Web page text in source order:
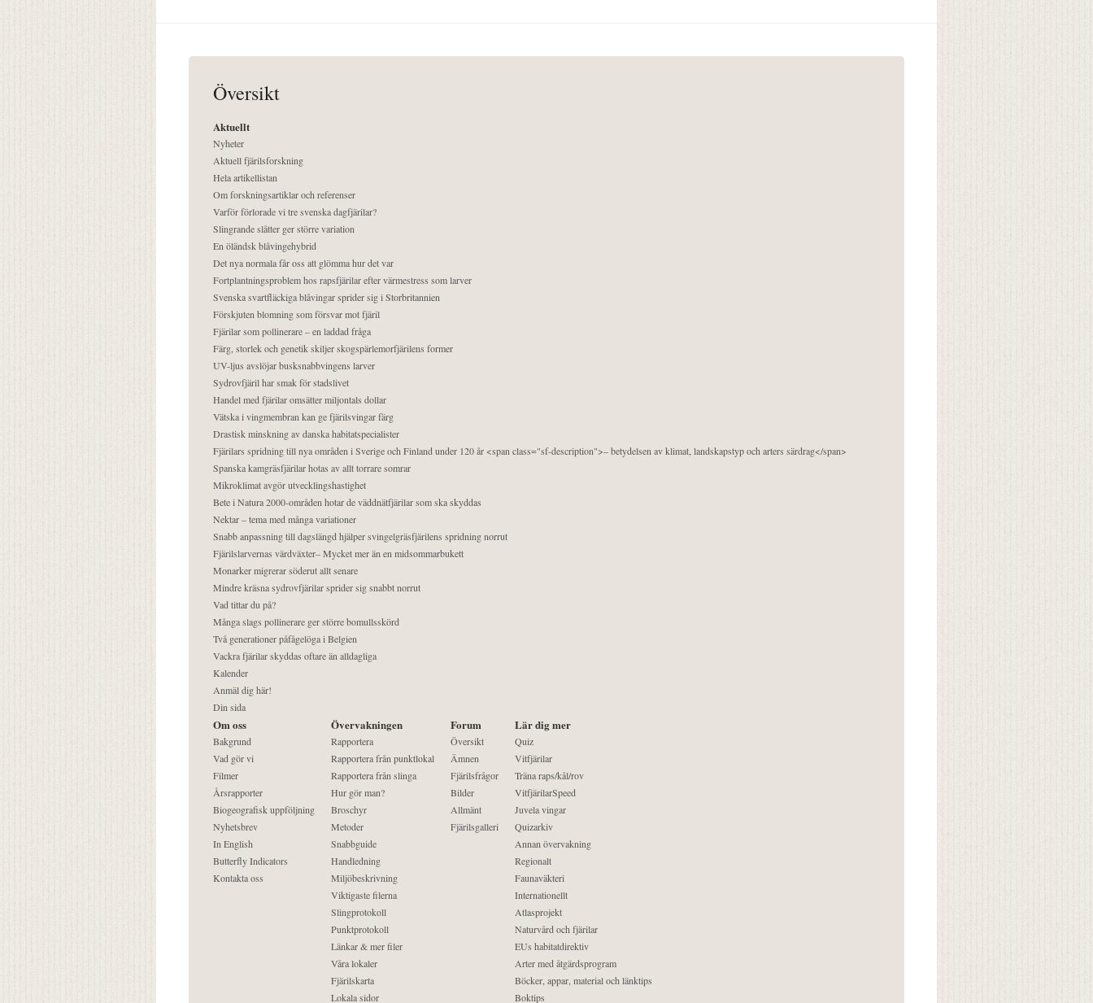
Översikt
Aktuellt
Nyheter
Aktuell fjärilsforskning
Hela artikellistan
Om forskningsartiklar och referenser
Varför förlorade vi tre svenska dagfjärilar?
Slingrande slåtter ger större variation
En öländsk blåvingehybrid
Det nya normala får oss att glömma hur det var
Fortplantningsproblem hos rapsfjärilar efter värmestress som larver
Svenska svartfläckiga blåvingar sprider sig i Storbritannien
Förskjuten blomning som försvar mot fjäril
Fjärilar som pollinerare – en laddad fråga
Färg, storlek och genetik skiljer skogspärlemorfjärilens former
UV-ljus avslöjar busksnabbvingens larver
Sydrovfjäril har smak för stadslivet
Handel med fjärilar omsätter miljontals dollar
Vätska i vingmembran kan ge fjärilsvingar färg
Drastisk minskning av danska habitatspecialister
Fjärilars spridning till nya områden i Sverige och Finland under 120 år <span class="sf-description">– betydelsen av klimat, landskapstyp och arters särdrag</span>
Spanska kamgräsfjärilar hotas av allt torrare somrar
Mikroklimat avgör utvecklingshastighet
Bete i Natura 2000-områden hotar de väddnätfjärilar som ska skyddas
Nektar – tema med många variationer
Snabb anpassning till dagslängd hjälper svingelgräsfjärilens spridning norrut
Fjärilslarvernas värdväxter– Mycket mer än en midsommarbukett
Monarker migrerar söderut allt senare
Mindre kräsna sydrovfjärilar sprider sig snabbt norrut
Vad tittar du på?
Många slags pollinerare ger större bomullsskörd
Två generationer påfågelöga i Belgien
Vackra fjärilar skyddas oftare än alldagliga
Kalender
Anmäl dig här!
Din sida
Om oss
Bakgrund
Vad gör vi
Filmer
Årsrapporter
Biogeografisk uppföljning
Nyhetsbrev
In English
Butterfly Indicators
Kontakta oss
Övervakningen
Rapportera
Rapportera från punktlokal
Rapportera från slinga
Hur gör man?
Broschyr
Metoder
Snabbguide
Handledning
Miljöbeskrivning
Viktigaste filerna
Slingprotokoll
Punktprotokoll
Länkar & mer filer
Våra lokaler
Fjärilskarta
Lokala sidor
Forum
Översikt
Ämnen
Fjärilsfrågor
Bilder
Allmänt
Fjärilsgalleri
Lär dig mer
Quiz
Vitfjärilar
Träna raps/kål/rov
VitfjärilarSpeed
Juvela vingar
Quizarkiv
Annan övervakning
Regionalt
Faunaväkteri
Internationellt
Atlasprojekt
Naturvård och fjärilar
EUs habitatdirektiv
Arter med åtgärdsprogram
Böcker, appar, material och länktips
Boktips